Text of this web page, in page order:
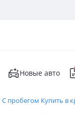
Новые авто
С пробегом Купить в